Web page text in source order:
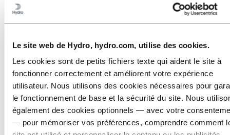
Le site web de Hydro, hydro.com, utilise des cookies.
Les cookies sont de petits fichiers texte qui aident le site à
fonctionner correctement et améliorent votre expérience
utilisateur. Nous utilisons des cookies nécessaires pour
le fonctionnement de base et la sécurité du site. Nous
également des cookies optionnels — avec votre
— pour mémoriser vos préférences, comprendre comment
Accédez à :Media
Actualités
Hydro en bref
Thèmes sur l'agenda